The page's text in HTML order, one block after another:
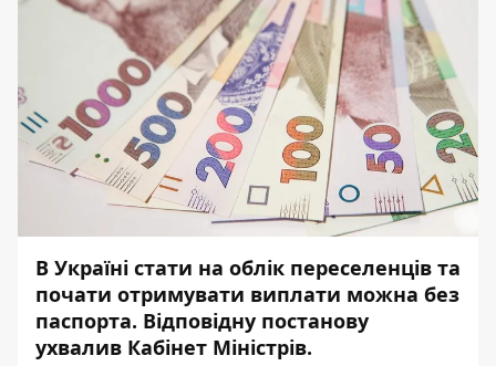
В Україні стати на облік переселенців та
почати отримувати виплати можна без
паспорта. Відповідну постанову
ухвалив Кабінет Міністрів.